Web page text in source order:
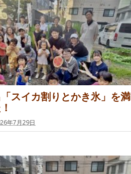
スイカ割りとかき氷」を満
年7月29日